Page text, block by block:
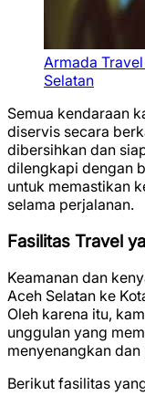
Armada
Selatan
Semua kendaraan
diservis secara
dibersihkan dan
dilengkapi dengan
untuk memastikan
selama perjalanan.
Fasilitas Travel
Keamanan dan
Aceh Selatan ke
Oleh karena itu,
unggulan yang
menyenangkan
Berikut fasilitas